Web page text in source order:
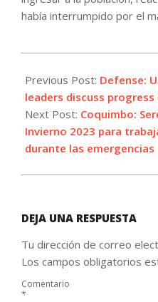
había interrumpido por el
06-
01
Previous Post: Defense:
leaders discuss progress
Next Post: Coquimbo:
Invierno 2023 para
durante las emergencias
DEJA UNA RESPUESTA
Tu dirección de correo
Los campos obligatorios
Comentario
*